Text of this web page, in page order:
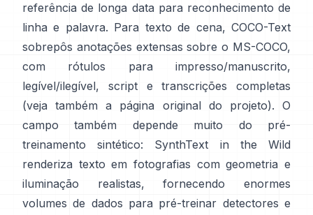
referência de longa data para reconhecimento de
linha e palavra. Para texto de cena, COCO-Text
sobrepôs anotações extensas sobre o MS-COCO,
com rótulos para impresso/manuscrito,
legível/ilegível, script e transcrições completas
(veja também a
página original do projeto). O
campo também depende muito do pré-
treinamento sintético:
SynthText in the Wild
renderiza texto em fotografias com geometria e
iluminação realistas, fornecendo enormes
volumes de dados para pré-treinar detectores e